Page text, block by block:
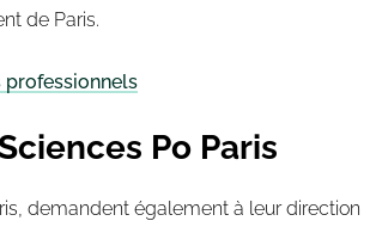
de Paris.
professionnels
Po Paris
demandent également à leur direction